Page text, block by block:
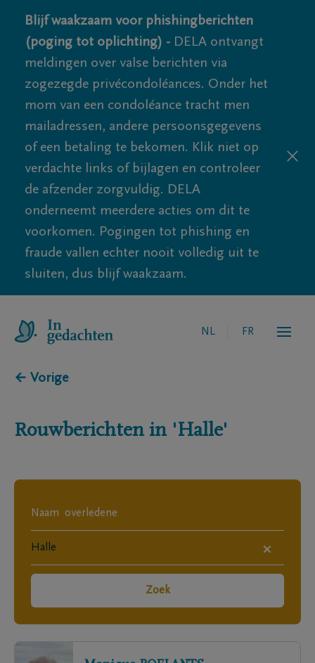
Blijf waakzaam voor phishingberichten
(poging tot oplichting) - DELA ontvangt
meldingen over valse berichten via
zogezegde privécondoléances. Onder het
mom van een condoléance tracht men
mailadressen, andere persoonsgegevens
of een betaling te bekomen. Klik niet op
verdachte links of bijlagen en controleer
de afzender zorgvuldig. DELA
onderneemt meerdere acties om dit te
voorkomen. Pogingen tot phishing en
fraude vallen echter nooit volledig uit te
sluiten, dus blijf waakzaam.
NL FR
← Vorige
Rouwberichten in 'Halle'
×
Zoek